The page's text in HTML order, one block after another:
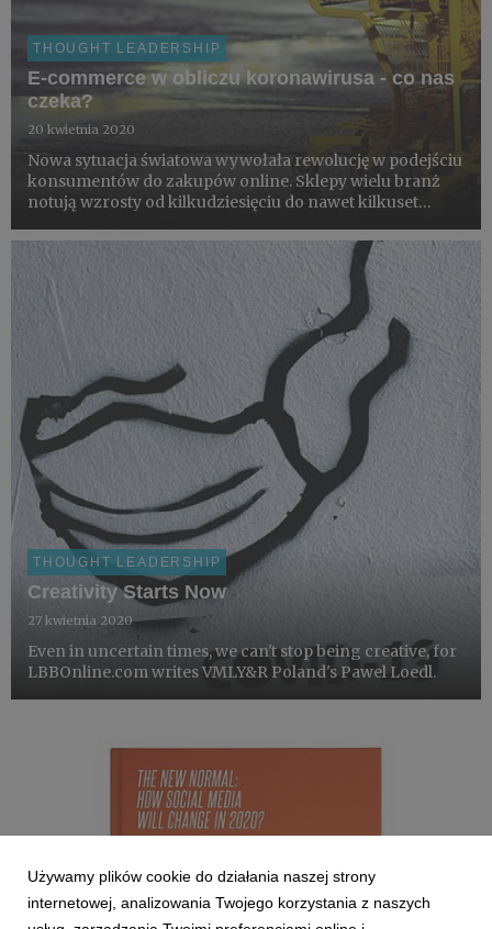
THOUGHT LEADERSHIP
E-commerce w obliczu koronawirusa - co nas
czeka?
20 kwietnia 2020
Nowa sytuacja światowa wywołała rewolucję w podejściu
konsumentów do zakupów online. Sklepy wielu branż
notują wzrosty od kilkudziesięciu do nawet kilkuset
przychodów czy ruchu przyjmują postać świecy.
Konsumenci, kt...
THOUGHT LEADERSHIP
Creativity Starts Now
27 kwietnia 2020
Even in uncertain times, we can't stop being creative, for
LBBOnline.com writes VMLY&R Poland's Pawel Loedl.
Używamy plików cookie do działania naszej strony
internetowej, analizowania Twojego korzystania z naszych